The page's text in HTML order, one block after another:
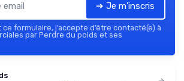
➔ Je m'inscris
formulaire, j’accepte d’être contacté(e) à
par Perdre du poids et ses